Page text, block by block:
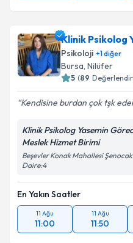
Klinik Psikolog
Psikoloji +1diğer
Bursa, Nilüfer
5 (89
Kendisine burdan çok tşk
Klinik Psikolog Yasemin
Meslek Hizmet Birimi
Beşevler Konak Mahallesi
Daire:4
En Yakın Saatler
11 Ağu
11:00
11 Ağu
11:50